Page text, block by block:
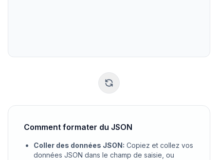
Comment formater du JSON
Coller des données JSON: Copiez et collez vos
données JSON dans le champ de saisie, ou